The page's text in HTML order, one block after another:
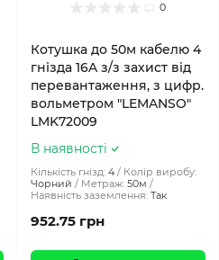
0
Котушка до 50м кабелю 4
гнізда 16A з/з захист від
перевантаження, з цифр.
вольметром "LEMANSO"
LMK72009
В наявності
Кількість гнізд: 4
Колір виробу:
Чорний
Метраж: 50м
Наявність заземлення: Так
952.75 грн